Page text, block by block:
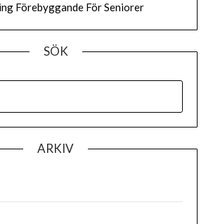
Förebyggande För Seniorer
SÖK
ARKIV